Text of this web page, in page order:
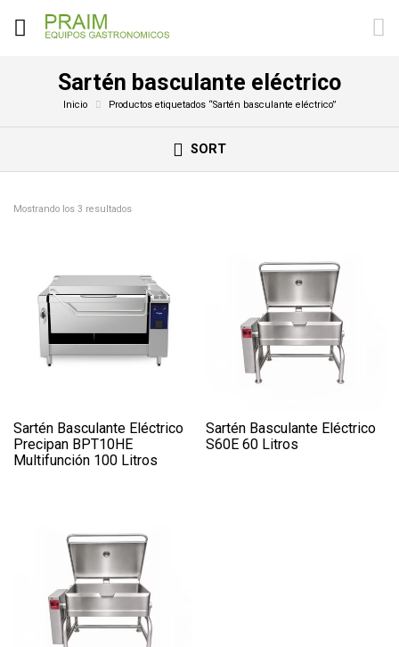
Sartén basculante eléctrico
Inicio Productos etiquetados “Sartén basculante eléctrico”
SORT
Mostrando los 3 resultados
Sartén Basculante Eléctrico
Precipan BPT10HE
Multifunción 100 Litros
Sartén Basculante Eléctrico
S60E 60 Litros